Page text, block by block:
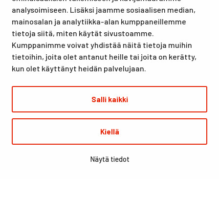
analysoimiseen. Lisäksi jaamme sosiaalisen median,
mainosalan ja analytiikka-alan kumppaneillemme
tietoja siitä, miten käytät sivustoamme.
Kumppanimme voivat yhdistää näitä tietoja muihin
tietoihin, joita olet antanut heille tai joita on kerätty,
kun olet käyttänyt heidän palvelujaan.
Salli kaikki
Kiellä
Näytä tiedot
olympiavalmennuskeskus lumi- ja jääurheilulajeissa sekä
taitovalmennuksessa.